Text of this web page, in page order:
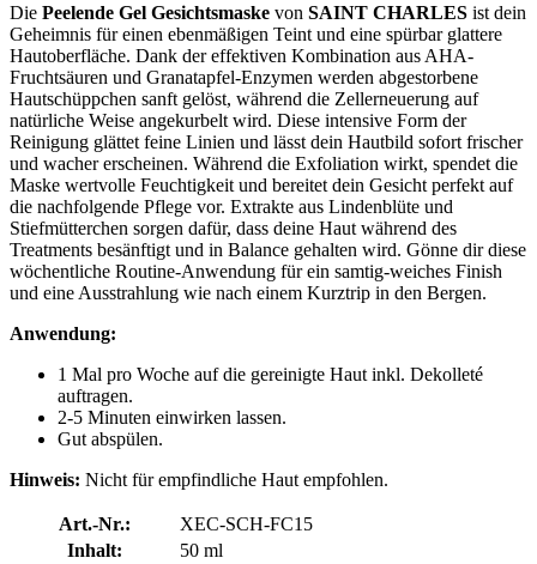
Die Peelende Gel Gesichtsmaske von SAINT CHARLES ist dein
Geheimnis für einen ebenmäßigen Teint und eine spürbar glattere
Hautoberfläche. Dank der effektiven Kombination aus AHA-
Fruchtsäuren und Granatapfel-Enzymen werden abgestorbene
Hautschüppchen sanft gelöst, während die Zellerneuerung auf
natürliche Weise angekurbelt wird. Diese intensive Form der
Reinigung glättet feine Linien und lässt dein Hautbild sofort frischer
und wacher erscheinen. Während die Exfoliation wirkt, spendet die
Maske wertvolle Feuchtigkeit und bereitet dein Gesicht perfekt auf
die nachfolgende Pflege vor. Extrakte aus Lindenblüte und
Stiefmütterchen sorgen dafür, dass deine Haut während des
Treatments besänftigt und in Balance gehalten wird. Gönne dir diese
wöchentliche Routine-Anwendung für ein samtig-weiches Finish
und eine Ausstrahlung wie nach einem Kurztrip in den Bergen.
Anwendung:
1 Mal pro Woche auf die gereinigte Haut inkl. Dekolleté
auftragen.
2-5 Minuten einwirken lassen.
Gut abspülen.
Hinweis: Nicht für empfindliche Haut empfohlen.
Art.-Nr.:
XEC-SCH-FC15
Inhalt:
50 ml